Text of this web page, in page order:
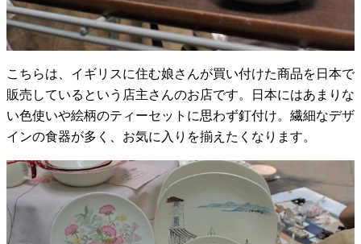
こちらは、イギリスに住む娘さんが買い付けた商品を日本で
販売しているという店主さんのお店です。日本にはあまりな
い色使いや絵柄のティーセットに思わず釘付け。繊細なデザ
インの食器が多く、お気に入りを揃えたくなります。